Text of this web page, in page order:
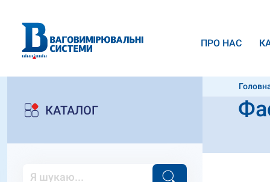
ПРО НАС
КАТАЛОГ